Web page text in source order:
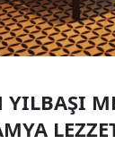
YILBAŞI